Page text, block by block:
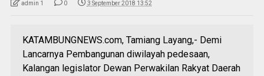
admin 1 0 3 September 2018 13:52
KATAMBUNGNEWS.com, Tamiang Layang,- Demi
Lancarnya Pembangunan diwilayah pedesaan,
Kalangan legislator Dewan Perwakilan Rakyat Daerah